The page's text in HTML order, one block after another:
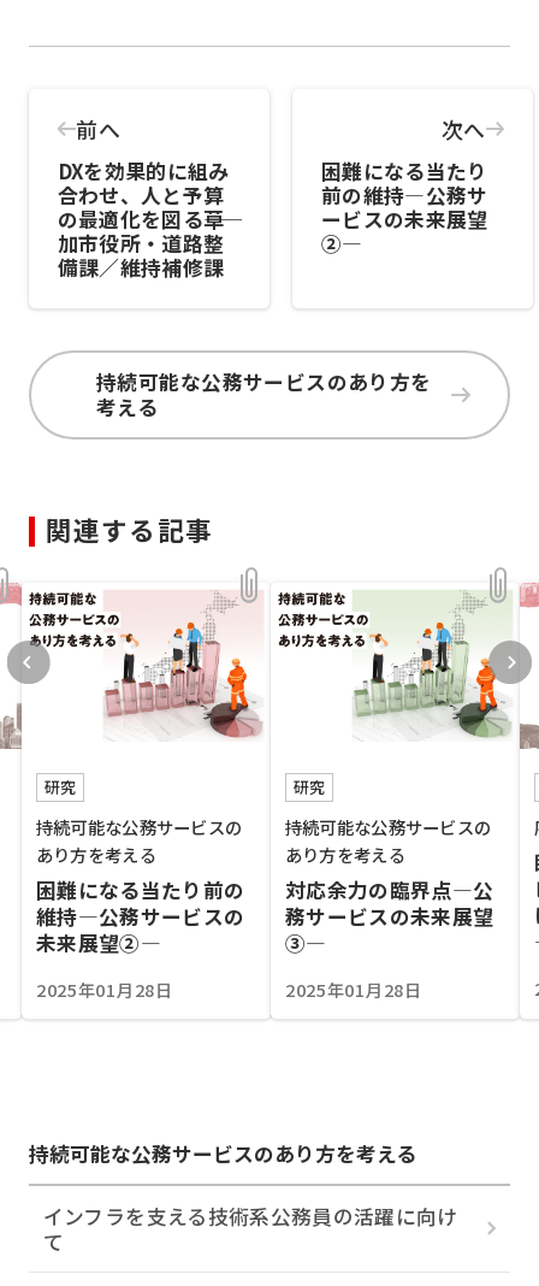
前へ
DXを効果的に組み
合わせ、人と予算
の最適化を図る――草
加市役所・道路整
備課／維持補修課
次へ
困難になる当たり
前の維持―公務サ
ービスの未来展望
②―
持続可能な公務サービスのあり方を
考える
関連する記事
研究
持続可能な公務サービスの
あり方を考える
困難になる当たり前の
維持―公務サービスの
未来展望②―
2025年01月28日
研究
持続可能な公務サービスの
あり方を考える
対応余力の臨界点―公
務サービスの未来展望
③―
2025年01月28日
持続可能な公務サービスのあり方を考える
インフラを支える技術系公務員の活躍に向け
て